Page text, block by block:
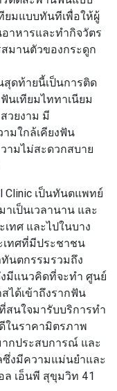
ยมแบบทันทีเพื่อให้ผู้
าหารและทำกิจวัตร
มานตัวของกระดูก
ดท้ายนี้เป็นการติด
นเทียมไททาเนียม
วยงาม มี
มใกล้เคียงฟัน
ามไม่สะดวกสบาย
Clinic เป็นทันตแพทย์
เป็นเวลานาน และ
ทศ และไปในบาง
เทศที่มีประชาชน
นตกรรมรวมถึง
มีแนวคิดที่จะทำ ศูนย์
ได้เข้าถึงรากฟัน
สนใจมารับบริการทำ
นราคามิตรภาพ
กประสบการณ์ และ
งมีความแม่นยำและ
เอ็นพี สุขุมวิท 41